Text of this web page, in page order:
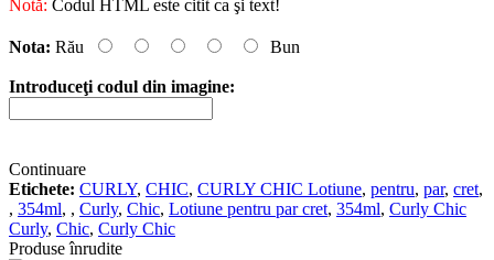
Notă: Codul HTML este citit ca şi text!
Nota: Rău Bun
Introduceţi codul din imagine:
Continuare
Etichete: CURLY, CHIC, CURLY CHIC Lotiune, pentru, par, cret,
, 354ml, , Curly, Chic, Lotiune pentru par cret, 354ml, Curly Chic
Curly, Chic, Curly Chic
Produse înrudite